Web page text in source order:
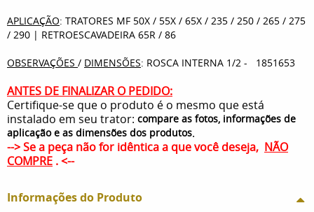
APLICAÇÃO: TRATORES MF 50X / 55X / 65X / 235 / 250 / 265 / 275
/ 290 | RETROESCAVADEIRA 65R / 86
OBSERVAÇÕES / DIMENSÕES: ROSCA INTERNA 1/2 - 1851653
ANTES DE FINALIZAR O PEDIDO:
Certifique-se que o produto é o mesmo que está
instalado em seu trator: compare as fotos, informações de
aplicação e as dimensões dos produtos.
--> Se a peça não for idêntica a que você deseja, NÃO
COMPRE . <--
Informações do Produto